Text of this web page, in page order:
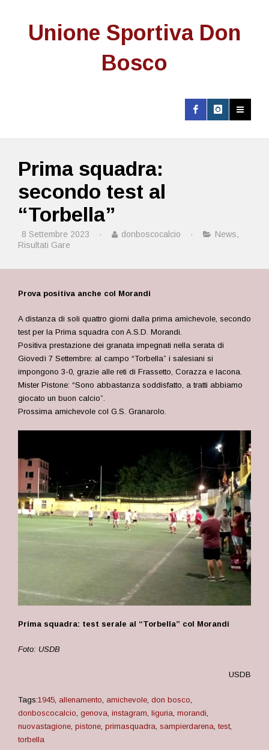
Unione Sportiva Don
Bosco
Prima squadra:
secondo test al
“Torbella”
8 Settembre 2023 · donboscocalcio · News,
Risultati Gare
Prova positiva anche col Morandi
A distanza di soli quattro giorni dalla prima amichevole, secondo
test per la Prima squadra con A.S.D. Morandi.
Positiva prestazione dei granata impegnati nella serata di
Giovedì 7 Settembre: al campo “Torbella” i salesiani si
impongono 3-0, grazie alle reti di Frassetto, Corazza e Iacona.
Mister Pistone: “Sono abbastanza soddisfatto, a tratti abbiamo
giocato un buon calcio”.
Prossima amichevole col G.S. Granarolo.
Prima squadra: test serale al “Torbella” col Morandi
Foto: USDB
USDB
Tags:1945, allenamento, amichevole, don bosco,
donboscocalcio, genova, instagram, liguria, morandi,
nuovastagione, pistone, primasquadra, sampierdarena, test,
torbella